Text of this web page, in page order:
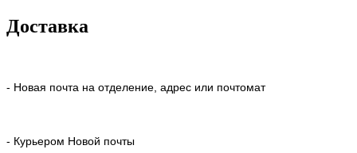
Доставка
- Новая почта на отделение, адрес или почтомат
- Курьером Новой почты